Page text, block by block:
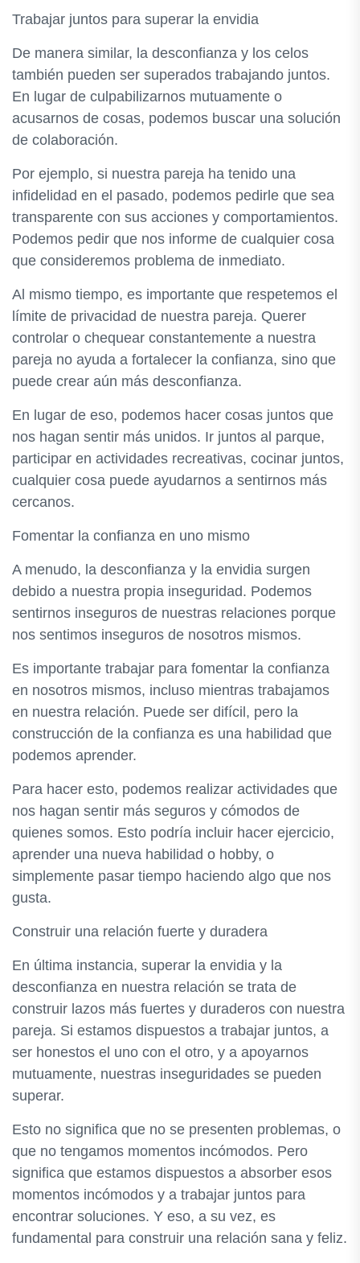
Trabajar juntos para superar la envidia
De manera similar, la desconfianza y los celos
también pueden ser superados trabajando juntos.
En lugar de culpabilizarnos mutuamente o
acusarnos de cosas, podemos buscar una solución
de colaboración.
Por ejemplo, si nuestra pareja ha tenido una
infidelidad en el pasado, podemos pedirle que sea
transparente con sus acciones y comportamientos.
Podemos pedir que nos informe de cualquier cosa
que consideremos problema de inmediato.
Al mismo tiempo, es importante que respetemos el
límite de privacidad de nuestra pareja. Querer
controlar o chequear constantemente a nuestra
pareja no ayuda a fortalecer la confianza, sino que
puede crear aún más desconfianza.
En lugar de eso, podemos hacer cosas juntos que
nos hagan sentir más unidos. Ir juntos al parque,
participar en actividades recreativas, cocinar juntos,
cualquier cosa puede ayudarnos a sentirnos más
cercanos.
Fomentar la confianza en uno mismo
A menudo, la desconfianza y la envidia surgen
debido a nuestra propia inseguridad. Podemos
sentirnos inseguros de nuestras relaciones porque
nos sentimos inseguros de nosotros mismos.
Es importante trabajar para fomentar la confianza
en nosotros mismos, incluso mientras trabajamos
en nuestra relación. Puede ser difícil, pero la
construcción de la confianza es una habilidad que
podemos aprender.
Para hacer esto, podemos realizar actividades que
nos hagan sentir más seguros y cómodos de
quienes somos. Esto podría incluir hacer ejercicio,
aprender una nueva habilidad o hobby, o
simplemente pasar tiempo haciendo algo que nos
gusta.
Construir una relación fuerte y duradera
En última instancia, superar la envidia y la
desconfianza en nuestra relación se trata de
construir lazos más fuertes y duraderos con nuestra
pareja. Si estamos dispuestos a trabajar juntos, a
ser honestos el uno con el otro, y a apoyarnos
mutuamente, nuestras inseguridades se pueden
superar.
Esto no significa que no se presenten problemas, o
que no tengamos momentos incómodos. Pero
significa que estamos dispuestos a absorber esos
momentos incómodos y a trabajar juntos para
encontrar soluciones. Y eso, a su vez, es
fundamental para construir una relación sana y feliz.